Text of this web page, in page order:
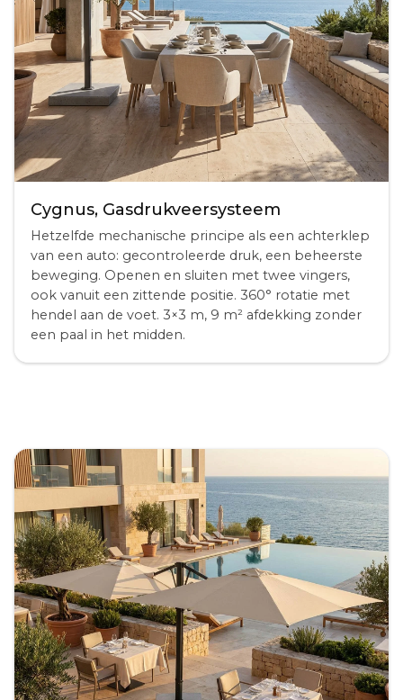
Cygnus, Gasdrukveersysteem
Hetzelfde mechanische principe als een achterklep
van een auto: gecontroleerde druk, een beheerste
beweging. Openen en sluiten met twee vingers,
ook vanuit een zittende positie. 360° rotatie met
hendel aan de voet. 3×3 m, 9 m² afdekking zonder
een paal in het midden.